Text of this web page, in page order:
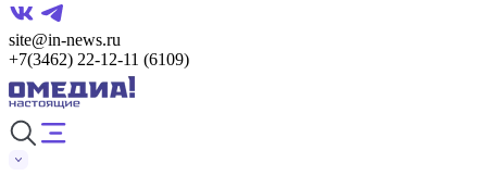
site@in-news.ru
+7(3462) 22-12-11 (6109)